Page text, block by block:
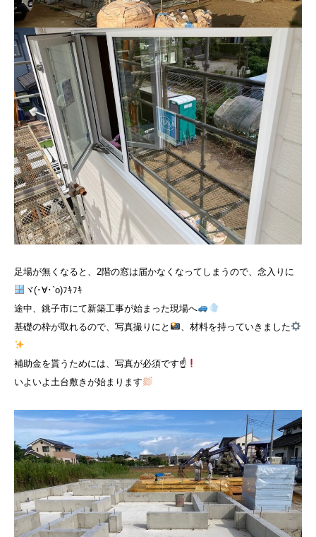
足場が無くなると、2階の窓は届かなくなってしまうので、念入りに
ヾ(･∀･`o)ﾌｷﾌｷ
途中、銚子市にて新築工事が始まった現場へ
基礎の枠が取れるので、写真撮りにと
、材料を持っていきました
補助金を貰うためには、写真が必須です☝
いよいよ土台敷きが始まります